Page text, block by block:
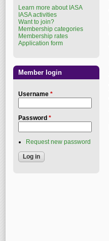
Learn more about IASA
IASA activities
Want to join?
Membership categories
Membership rates
Application form
Member login
Username *
Password *
Request new password